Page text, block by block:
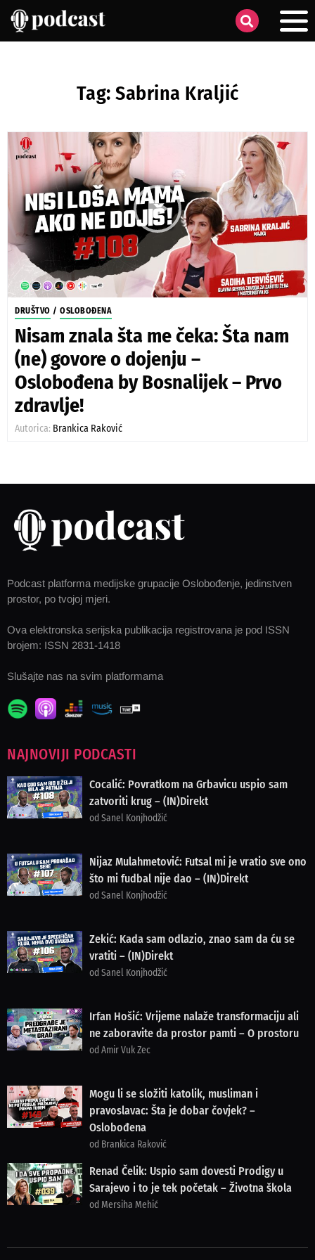
Tag: Sabrina Kraljić
DRUŠTVO / OSLOBOĐENA
Nisam znala šta me čeka: Šta nam
(ne) govore o dojenju –
Oslobođena by Bosnalijek – Prvo
zdravlje!
Autorica: Brankica Raković
Podcast platforma medijske grupacije Oslobođenje, jedinstven
prostor, po tvojoj mjeri.
Ova elektronska serijska publikacija registrovana je pod ISSN
brojem: ISSN 2831-1418
Slušajte nas na svim platformama
NAJNOVIJI PODCASTI
Cocalić: Povratkom na Grbavicu uspio sam
zatvoriti krug – (IN)Direkt
od Sanel Konjhodžić
Nijaz Mulahmetović: Futsal mi je vratio sve ono
što mi fudbal nije dao – (IN)Direkt
od Sanel Konjhodžić
Zekić: Kada sam odlazio, znao sam da ću se
vratiti – (IN)Direkt
od Sanel Konjhodžić
Irfan Hošić: Vrijeme nalaže transformaciju ali
ne zaboravite da prostor pamti – O prostoru
od Amir Vuk Zec
Mogu li se složiti katolik, musliman i
pravoslavac: Šta je dobar čovjek? –
Oslobođena
od Brankica Raković
Renad Čelik: Uspio sam dovesti Prodigy u
Sarajevo i to je tek početak – Životna škola
od Mersiha Mehić